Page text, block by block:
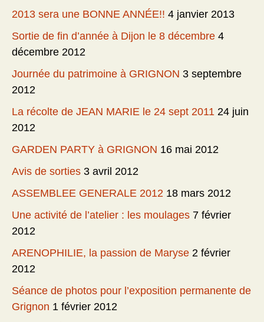
2013 sera une BONNE ANNÉE!! 4 janvier 2013
Sortie de fin d’année à Dijon le 8 décembre 4
décembre 2012
Journée du patrimoine à GRIGNON 3 septembre
2012
La récolte de JEAN MARIE le 24 sept 2011 24 juin
2012
GARDEN PARTY à GRIGNON 16 mai 2012
Avis de sorties 3 avril 2012
ASSEMBLEE GENERALE 2012 18 mars 2012
Une activité de l’atelier : les moulages 7 février
2012
ARENOPHILIE, la passion de Maryse 2 février
2012
Séance de photos pour l’exposition permanente de
Grignon 1 février 2012